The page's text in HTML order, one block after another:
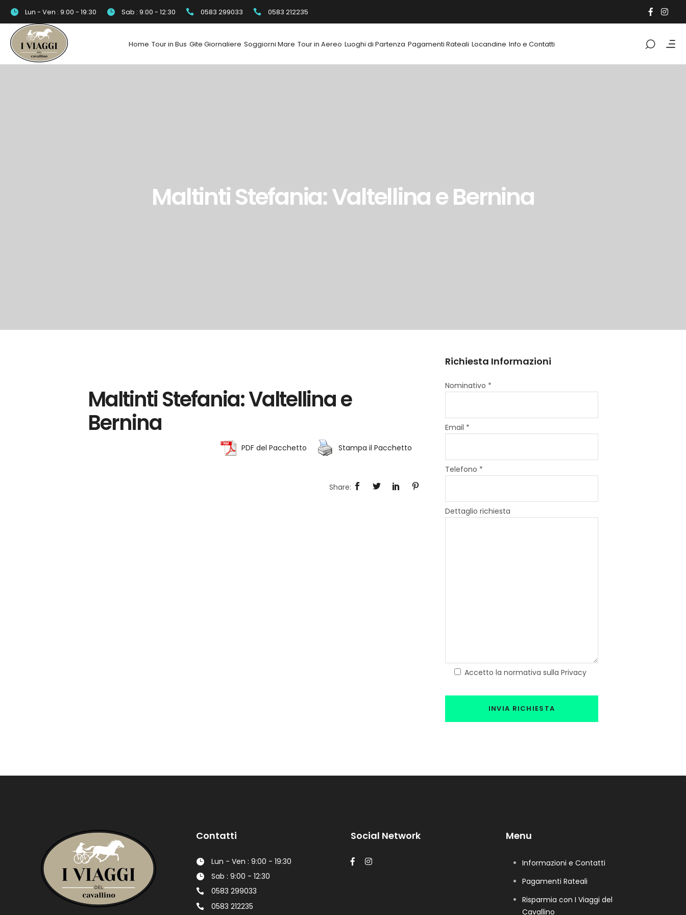
Lun - Ven : 9:00 - 19:30 Sab : 9:00 - 12:30 0583 299033 0583 212235
Home Tour in Bus Gite Giornaliere Soggiorni Mare Tour in Aereo Luoghi di Partenza Pagamenti Rateali Locandine Info e Contatti
Maltinti Stefania: Valtellina e Bernina
Maltinti Stefania: Valtellina e
Bernina
PDF del Pacchetto Stampa il Pacchetto
Richiesta Informazioni
Nominativo *
Email *
Telefono *
Dettaglio richiesta
Accetto la normativa sulla Privacy
Contatti
Lun - Ven : 9:00 - 19:30
Sab : 9:00 - 12:30
0583 299033
0583 212235
Social Network Menu
Informazioni e Contatti
Pagamenti Rateali
Risparmia con I Viaggi del
Cavallino